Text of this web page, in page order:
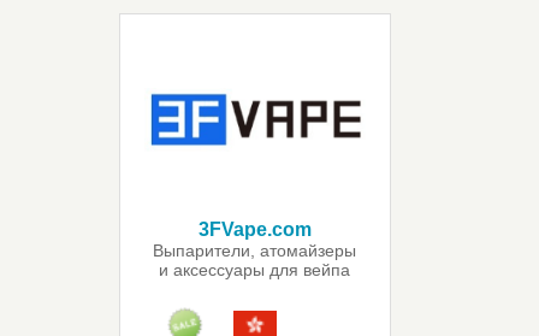
3FVape.com
Выпарители, атомайзеры
и аксессуары для вейпа